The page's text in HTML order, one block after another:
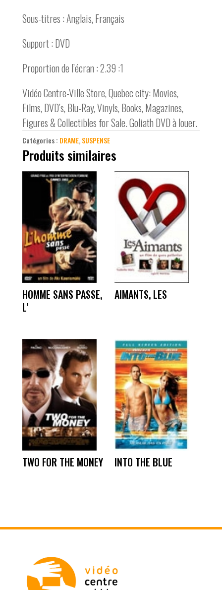
Sous-titres : Anglais, Français
Support : DVD
Proportion de l’écran : 2.39 :1
Vidéo Centre-Ville Store, Quebec city: Movies,
Films, DVD’s, Blu-Ray, Vinyls, Books, Magazines,
Figures & Collectibles for Sale. Goliath DVD à louer.
Catégories : DRAME,SUSPENSE
Produits similaires
HOMME SANS PASSE,
L’
AIMANTS, LES
TWO FOR THE MONEY INTO THE BLUE